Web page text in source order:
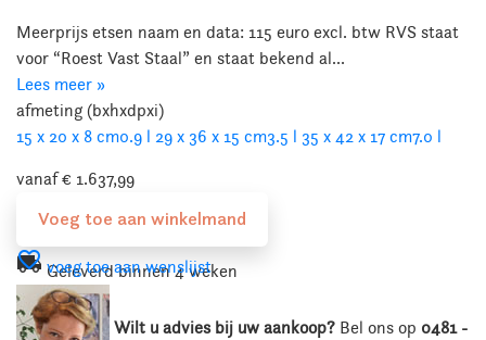
Meerprijs etsen naam en data: 115 euro excl. btw RVS staat
voor “Roest Vast Staal” en staat bekend al...
Lees meer »
afmeting (bxhxdpxi)
15 x 20 x 8 cm0.9 l 29 x 36 x 15 cm3.5 l 35 x 42 x 17 cm7.0 l
vanaf € 1.637,99
Voeg toe aan winkelmand
favorite_border voeg toe aan wenslijst
local_shipping Geleverd binnen 4 weken
Wilt u advies bij uw aankoop? Bel ons op 0481 -